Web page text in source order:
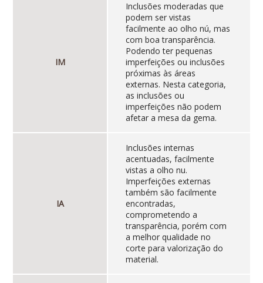
IM
Inclusões moderadas que
podem ser vistas
facilmente ao olho nú, mas
com boa transparência.
Podendo ter pequenas
imperfeições ou inclusões
próximas às áreas
externas. Nesta categoria,
as inclusões ou
imperfeições não podem
afetar a mesa da gema.
IA
Inclusões internas
acentuadas, facilmente
vistas a olho nu.
Imperfeições externas
também são facilmente
encontradas,
comprometendo a
transparência, porém com
a melhor qualidade no
corte para valorização do
material.